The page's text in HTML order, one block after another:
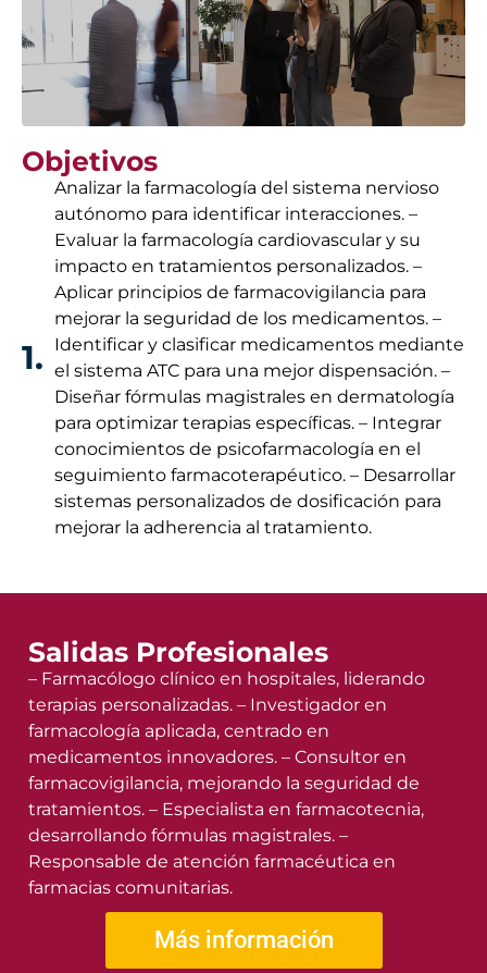
Objetivos
1.
Analizar la farmacología del sistema nervioso
autónomo para identificar interacciones. –
Evaluar la farmacología cardiovascular y su
impacto en tratamientos personalizados. –
Aplicar principios de farmacovigilancia para
mejorar la seguridad de los medicamentos. –
Identificar y clasificar medicamentos mediante
el sistema ATC para una mejor dispensación. –
Diseñar fórmulas magistrales en dermatología
para optimizar terapias específicas. – Integrar
conocimientos de psicofarmacología en el
seguimiento farmacoterapéutico. – Desarrollar
sistemas personalizados de dosificación para
mejorar la adherencia al tratamiento.
Salidas Profesionales
– Farmacólogo clínico en hospitales, liderando
terapias personalizadas. – Investigador en
farmacología aplicada, centrado en
medicamentos innovadores. – Consultor en
farmacovigilancia, mejorando la seguridad de
tratamientos. – Especialista en farmacotecnia,
desarrollando fórmulas magistrales. –
Responsable de atención farmacéutica en
farmacias comunitarias.
Más información